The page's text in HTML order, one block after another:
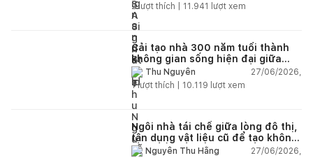
2lượt thích | 11.941 lượt xem
Cải tạo nhà 300 năm tuổi thành
không gian sống hiện đại giữa
thiên nhiên
Thu Nguyễn
27/06/2026,
1lượt thích | 10.119 lượt xem
Ngôi nhà tái chế giữa lòng đô thị,
tận dụng vật liệu cũ để tạo không
gian sống linh hoạt
Nguyễn Thu Hằng
27/06/2026,